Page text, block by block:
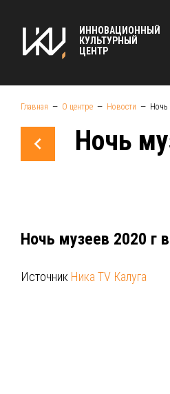
ИННОВАЦИОННЫЙ
КУЛЬТУРНЫЙ
ЦЕНТР
Главная О центре Новости Ночь
Ночь
Ночь музеев 2020 г
Источник Ника TV Калуга